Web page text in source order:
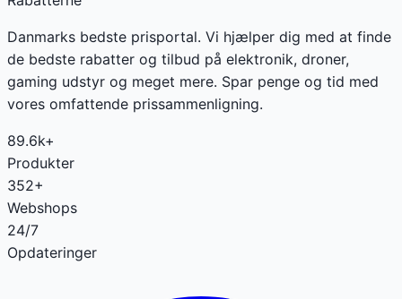
Danmarks bedste prisportal. Vi hjælper dig med at finde
de bedste rabatter og tilbud på elektronik, droner,
gaming udstyr og meget mere. Spar penge og tid med
vores omfattende prissammenligning.
89.6k+
Produkter
352+
Webshops
24/7
Opdateringer